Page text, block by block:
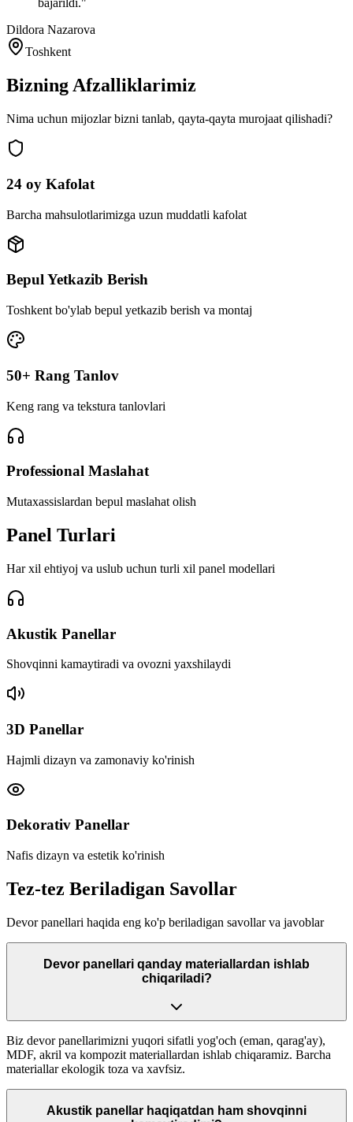
bajarildi."
Dildora Nazarova
Toshkent
BizningAfzalliklarimiz
Nima uchun mijozlar bizni tanlab, qayta-qayta murojaat qilishadi?
24 oy Kafolat
Barcha mahsulotlarimizga uzun muddatli kafolat
Bepul Yetkazib Berish
Toshkent bo'ylab bepul yetkazib berish va montaj
50+ Rang Tanlov
Keng rang va tekstura tanlovlari
Professional Maslahat
Mutaxassislardan bepul maslahat olish
Panel Turlari
Har xil ehtiyoj va uslub uchun turli xil panel modellari
Akustik Panellar
Shovqinni kamaytiradi va ovozni yaxshilaydi
3D Panellar
Hajmli dizayn va zamonaviy ko'rinish
Dekorativ Panellar
Nafis dizayn va estetik ko'rinish
Tez-tez Beriladigan Savollar
Devor panellari haqida eng ko'p beriladigan savollar va javoblar
Devor panellari qanday materiallardan ishlab
chiqariladi?
Biz devor panellarimizni yuqori sifatli yog'och (eman, qarag'ay),
MDF, akril va kompozit materiallardan ishlab chiqaramiz. Barcha
materiallar ekologik toza va xavfsiz.
Akustik panellar haqiqatdan ham shovqinni